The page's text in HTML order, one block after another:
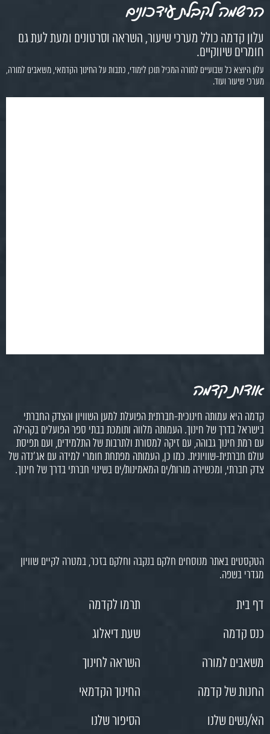
הרשמה לקבלת עידכונים
עלון קדמה כולל מערכי שיעור, השראה וסרטונים ומעת לעת גם
חומרים שיווקיים.
עלון היוצא כל שבועיים למורה המכיל תוכן לימודי, כתבות על החינוך הקדמאי, משאבים למורה,
מערכי שיעור ועוד.
אודות קדמה
קדמה היא עמותה חינוכית-חברתית הפועלת למען השוויון והצדק החברתי
בישראל בדרך של חינוך. העמותה מלווה ותומכת בבתי ספר הפועלים בקהילה
עם רמת חינוך גבוהה, עם זיקה למסורת ולתרבות של התלמידים, ועם תפיסת
עולם חברתית-שוויונית. כמו כן, העמותה מפתחת חומרי למידה עם אג'נדה של
צדק חברתי, ומכשירה מורות/ים המאמינות/ים בשינוי חברתי בדרך של חינוך.
הטקסטים באתר מנוסחים חלקם בנקבה וחלקם בזכר, במטרה לקיים שוויון
מגדרי בשפה.
דף בית
תרמו לקדמה
כנס קדמה
שעת דיאלוג
משאבים למורה
השראה לחינוך
החנות של קדמה
החינוך הקדמאי
הא/נשים שלנו
הסיפור שלנו